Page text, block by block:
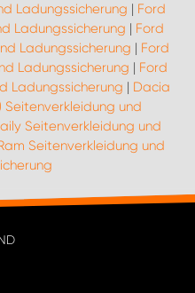
Ladungssicherung | Ford
Ladungssicherung | Ford
Ladungssicherung | Ford
Ladungssicherung | Ford
Ladungssicherung | Dacia
Seitenverkleidung und
Seitenverkleidung und
Seitenverkleidung und